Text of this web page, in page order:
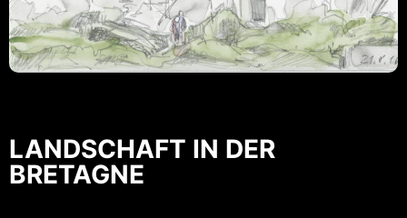
LANDSCHAFT IN DER
BRETAGNE